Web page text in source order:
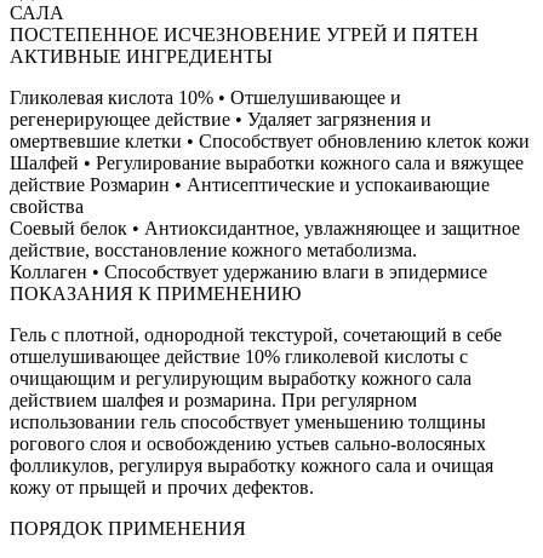
САЛА
ПОСТЕПЕННОЕ ИСЧЕЗНОВЕНИЕ УГРЕЙ И ПЯТЕН
АКТИВНЫЕ ИНГРЕДИЕНТЫ
Гликолевая кислота 10% • Отшелушивающее и
регенерирующее действие • Удаляет загрязнения и
омертвевшие клетки • Способствует обновлению клеток кожи
Шалфей • Регулирование выработки кожного сала и вяжущее
действие Розмарин • Антисептические и успокаивающие
свойства
Соевый белок • Антиоксидантное, увлажняющее и защитное
действие, восстановление кожного метаболизма.
Коллаген • Способствует удержанию влаги в эпидермисе
ПОКАЗАНИЯ К ПРИМЕНЕНИЮ
Гель с плотной, однородной текстурой, сочетающий в себе
отшелушивающее действие 10% гликолевой кислоты с
очищающим и регулирующим выработку кожного сала
действием шалфея и розмарина. При регулярном
использовании гель способствует уменьшению толщины
рогового слоя и освобождению устьев сально-волосяных
фолликулов, регулируя выработку кожного сала и очищая
кожу от прыщей и прочих дефектов.
ПОРЯДОК ПРИМЕНЕНИЯ